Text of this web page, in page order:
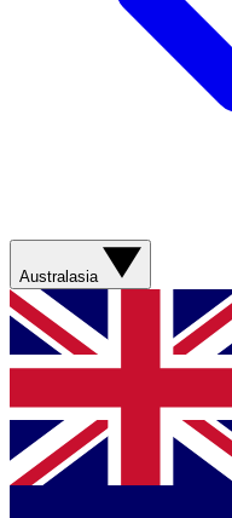
Australasia